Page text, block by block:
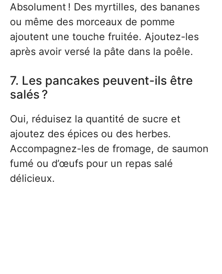
Absolument ! Des myrtilles, des bananes
ou même des morceaux de pomme
ajoutent une touche fruitée. Ajoutez-les
après avoir versé la pâte dans la poêle.
7. Les pancakes peuvent-ils être
salés ?
Oui, réduisez la quantité de sucre et
ajoutez des épices ou des herbes.
Accompagnez-les de fromage, de saumon
fumé ou d’œufs pour un repas salé
délicieux.